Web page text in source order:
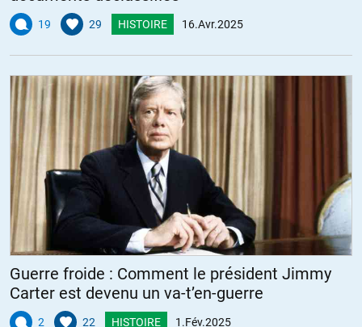
19 29 HISTOIRE 16.Avr.2025
Guerre froide : Comment le président Jimmy
Carter est devenu un va-t’en-guerre
2 22 HISTOIRE 1.Fév.2025